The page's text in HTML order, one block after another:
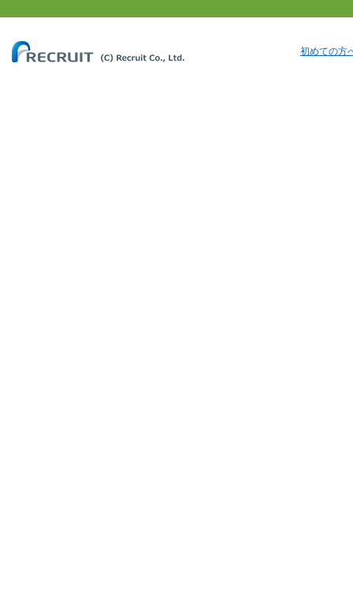
初めての方